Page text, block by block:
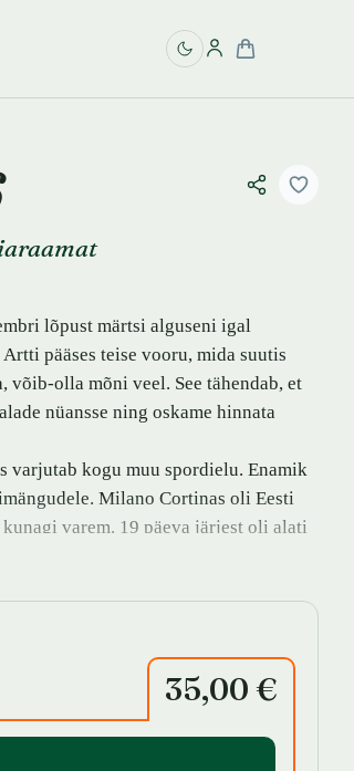
lõpust märtsi alguseni igal
pääses teise vooru, mida suutis
võib-olla mõni veel. See tähendab, et
nüansse ning oskame hinnata
varjutab kogu muu spordielu. Enamik
Milano Cortinas oli Eesti
varem. 19 päeva järjest oli alati
Uhke värk!
35,00 €